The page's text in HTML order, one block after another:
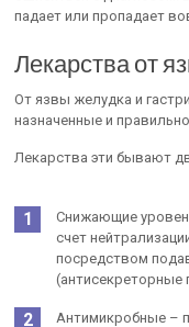
падает или пропадает
Лекарства от
От язвы желудка и
назначенные и
Лекарства эти бывают
Снижающие
счет
посредством
(антисекреторные
Антимикробные –